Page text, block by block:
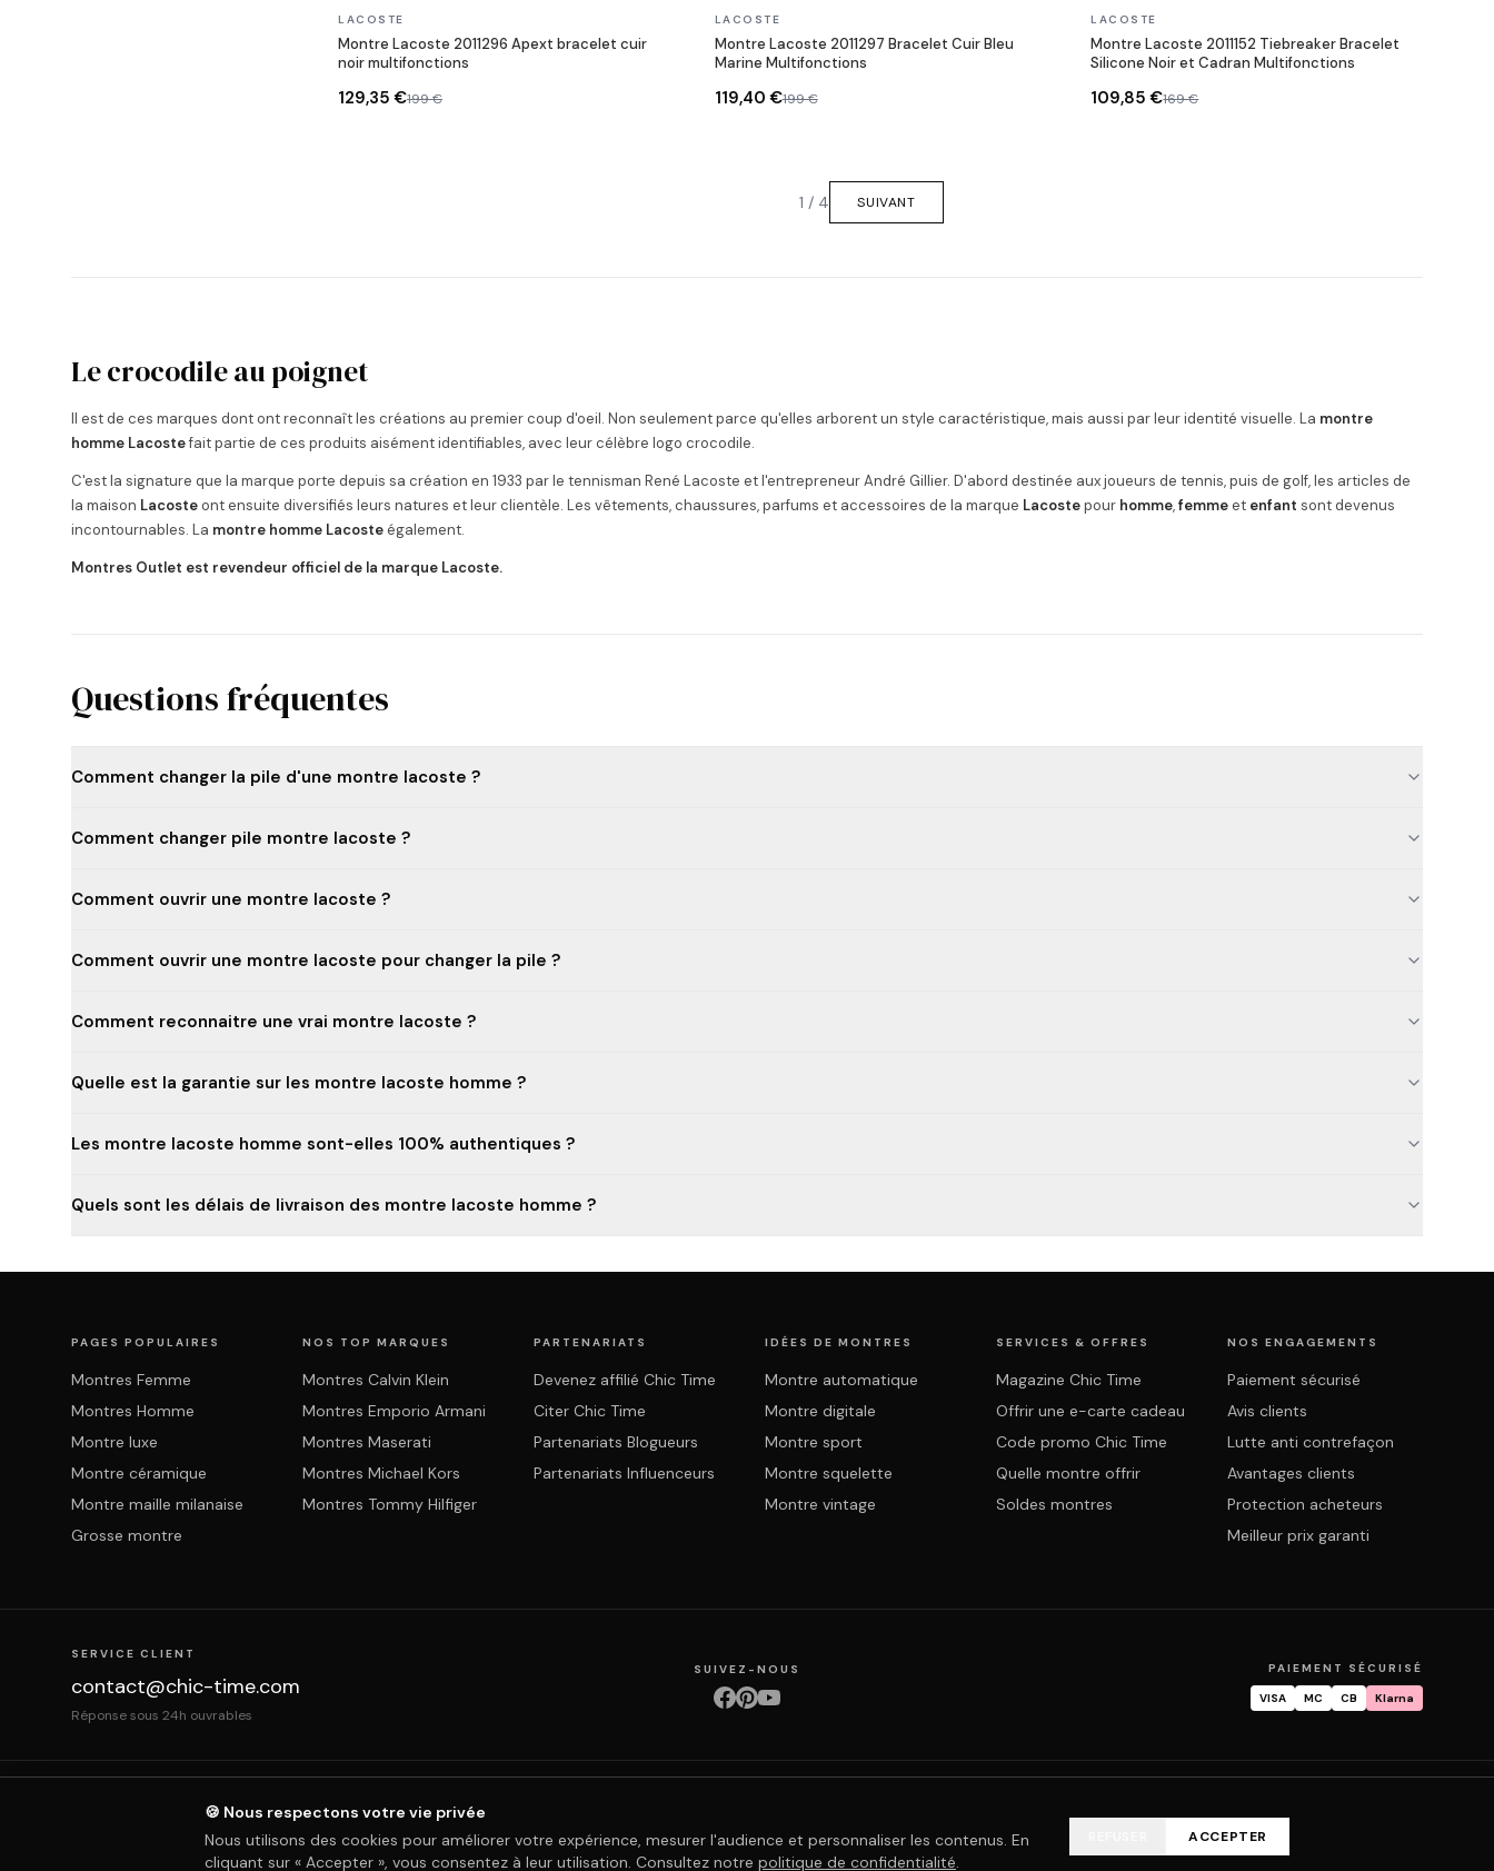
En stock
LACOSTE
Montre Lacoste 2011296 Apext bracelet cuir
noir multifonctions
129,35 €199 €
En stock
LACOSTE
Montre Lacoste 2011297 Bracelet Cuir Bleu
Marine Multifonctions
119,40 €199 €
En stock
LACOSTE
Montre Lacoste 2011152 Tiebreaker Bracelet
Silicone Noir et Cadran Multifonctions
109,85 €169 €
1 / 4 SUIVANT
Le crocodile au poignet
Il est de ces marques dont ont reconnaît les créations au premier coup d'oeil. Non seulement parce qu'elles arborent un style caractéristique, mais aussi par leur identité visuelle. La montre
homme Lacostefait partie de ces produits aisément identifiables, avec leur célèbre logo crocodile.
C'est la signature que la marque porte depuis sa création en 1933 par le tennisman René Lacoste et l'entrepreneur André Gillier. D'abord destinée aux joueurs de tennis, puis de golf, les articles de
la maison Lacosteont ensuite diversifiés leurs natures et leur clientèle. Les vêtements, chaussures, parfums et accessoires de la marque Lacostepour homme,femmeet enfant sont devenus
incontournables. La montre homme Lacosteégalement.
Montres Outlet est revendeur officiel de la marque Lacoste.
Questions fréquentes
Comment changer la pile d'une montre lacoste ?
Comment changer pile montre lacoste ?
Comment ouvrir une montre lacoste ?
Comment ouvrir une montre lacoste pour changer la pile ?
Comment reconnaitre une vrai montre lacoste ?
Quelle est la garantie sur les montre lacoste homme ?
Les montre lacoste homme sont-elles 100% authentiques ?
Quels sont les délais de livraison des montre lacoste homme ?
PAGES POPULAIRES
Montres Femme
Montres Homme
Montre luxe
Montre céramique
Montre maille milanaise
Grosse montre
NOS TOP MARQUES
Montres Calvin Klein
Montres Emporio Armani
Montres Maserati
Montres Michael Kors
Montres Tommy Hilfiger
PARTENARIATS
Devenez affilié Chic Time
Citer Chic Time
Partenariats Blogueurs
Partenariats Influenceurs
IDÉES DE MONTRES
Montre automatique
Montre digitale
Montre sport
Montre squelette
Montre vintage
SERVICES & OFFRES
Magazine Chic Time
Offrir une e-carte cadeau
Code promo Chic Time
Quelle montre offrir
Soldes montres
NOS ENGAGEMENTS
Paiement sécurisé
Avis clients
Lutte anti contrefaçon
Avantages clients
Protection acheteurs
Meilleur prix garanti
SERVICE CLIENT
contact@chic-time.com
Réponse sous 24h ouvrables
SUIVEZ-NOUS PAIEMENT SÉCURISÉ
VISA MC CB Klarna
© 2026 Chic Time - Tous droits réservés
🍪 Nous respectons votre vie privée
Nous utilisons des cookies pour améliorer votre expérience, mesurer l'audience et personnaliser les contenus. En
cliquant sur « Accepter », vous consentez à leur utilisation. Consultez notre politique de confidentialité.
ACCEPTER